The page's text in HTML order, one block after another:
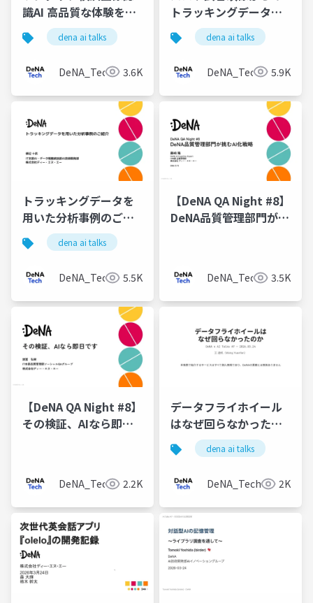
識AI 高品質な体験を磨
き込むData-Centricな
開発の実践
dena ai talks
DeNA_Tech 3.6K
トラッキングデータ生
成
dena ai talks
DeNA_Tech 5.9K
トラッキングデータを
用いた分析事例のご紹
介
dena ai talks
DeNA_Tech 5.5K
【DeNA QA Night #8】
DeNA品質管理部門が挑
DeNA_Tech 3.5K
【DeNA QA Night #8】
その検証、AIなら即日
DeNA_Tech 2.2K
データフライホイール
はなぜ回らなかったの
か
dena ai talks
DeNA_Tech 2K